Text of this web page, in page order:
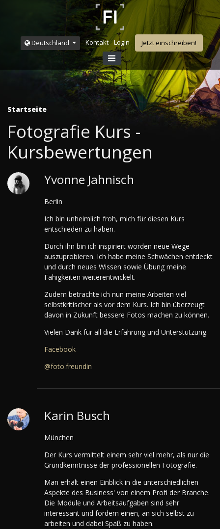
Deutschland Kontakt Login Jetzt einschreiben!
Startseite
Fotografie Kurs -
Kursbewertungen
Yvonne Jahnisch
Berlin
Ich bin unheimlich froh, mich für diesen Kurs
entschieden zu haben.
Durch ihn bin ich inspiriert worden neue Wege
auszuprobieren. Ich habe meine Schwächen entdeckt
und durch neues Wissen sowie Übung meine
Fähigkeiten weiterentwickelt.
Zudem betrachte ich nun meine Arbeiten viel
selbstkritischer als vor dem Kurs. Ich bin überzeugt
davon in Zukunft bessere Fotos machen zu können.
Vielen Dank für all die Erfahrung und Unterstützung.
Facebook
@foto.freundin
Karin Busch
München
Der Kurs vermittelt einem sehr viel mehr, als nur die
Grundkenntnisse der professionellen Fotografie.
Man erhält einen Einblick in die unterschiedlichen
Aspekte des Business' von einem Profi der Branche.
Die Module und Arbeitsaufgaben sind sehr
interessant und fordern einen, an sich selbst zu
arbeiten und dabei Spaß zu haben.